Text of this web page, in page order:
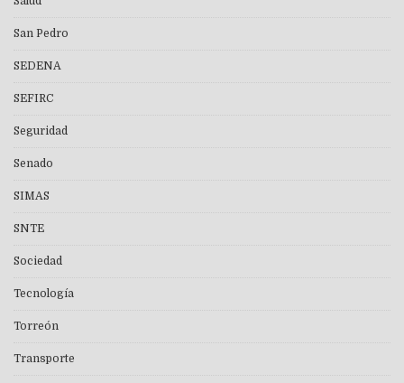
San Pedro
SEDENA
SEFIRC
Seguridad
Senado
SIMAS
SNTE
Sociedad
Tecnología
Torreón
Transporte